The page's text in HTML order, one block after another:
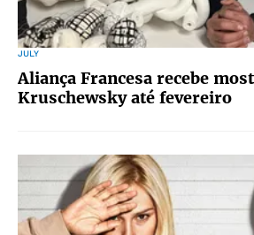
JULY
Aliança Francesa recebe
Kruschewsky até fevereiro